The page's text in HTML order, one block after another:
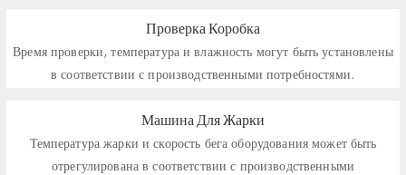
Проверка Коробка
Время проверки, температура и влажность могут быть установлены
в соответствии с производственными потребностями.
Машина Для Жарки
Температура жарки и скорость бега оборудования может быть
отрегулирована в соответствии с производственными